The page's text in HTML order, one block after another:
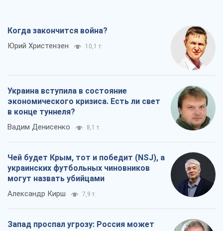
Когда закончится война?
Юрий Христензен 10,1 т.
Украина вступила в состояние
экономического кризиса. Есть ли свет
в конце туннеля?
Вадим Денисенко 8,1 т.
Чей будет Крым, тот и победит (NSJ), а
украинских футбольных чиновников
могут назвать убийцами
Александр Кирш 7,9 т.
Запад проспал угрозу: Россия может